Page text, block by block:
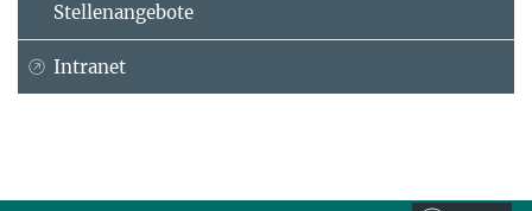
Stellenangebote
Intranet